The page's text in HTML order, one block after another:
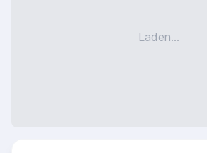
Laden...